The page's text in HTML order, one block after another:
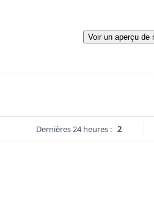
Voir un aperçu de
Dernières 24 heures : 2